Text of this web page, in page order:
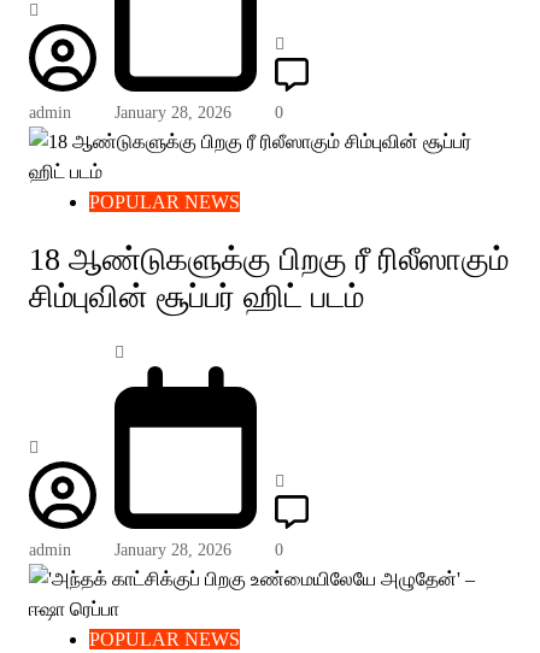
admin January 28, 2026 0
POPULAR NEWS
18 ஆண்டுகளுக்கு பிறகு ரீ ரிலீஸாகும்
சிம்புவின் சூப்பர் ஹிட் படம்
admin January 28, 2026 0
POPULAR NEWS